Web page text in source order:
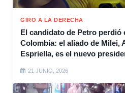
GIRO A LA DERECHA
El candidato de Petro perdió
Colombia: el aliado de Milei,
Espriella, es el nuevo
21 JUNIO, 2026